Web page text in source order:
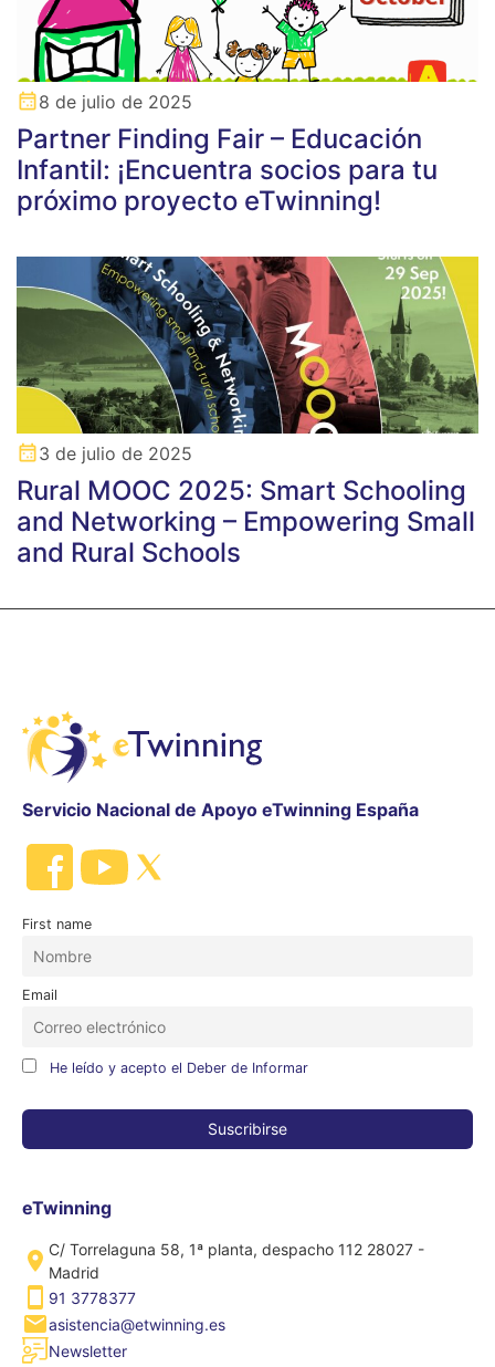
8 de julio de 2025
Partner Finding Fair – Educación
Infantil: ¡Encuentra socios para tu
próximo proyecto eTwinning!
3 de julio de 2025
Rural MOOC 2025: Smart Schooling
and Networking – Empowering Small
and Rural Schools
Servicio Nacional de Apoyo eTwinning España
First name
Email
He leído y acepto el Deber de Informar
eTwinning
C/ Torrelaguna 58, 1ª planta, despacho 112 28027 -
Madrid
91 3778377
asistencia@etwinning.es
Newsletter